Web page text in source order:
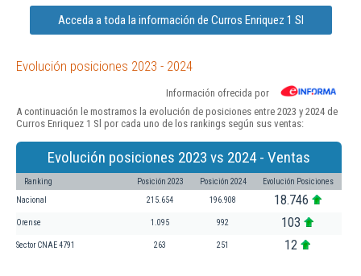
Acceda a toda la información de Curros Enriquez 1 Sl
Evolución posiciones 2023 - 2024
Información ofrecida por
A continuación le mostramos la evolución de posiciones entre 2023 y 2024 de
Curros Enriquez 1 Sl por cada uno de los rankings según sus ventas:
Evolución posiciones 2023 vs 2024 - Ventas
Ranking Posición 2023 Posición 2024 Evolución Posiciones
Nacional 215.654 196.908 18.746
Orense 1.095 992 103
Sector CNAE 4791 263 251 12